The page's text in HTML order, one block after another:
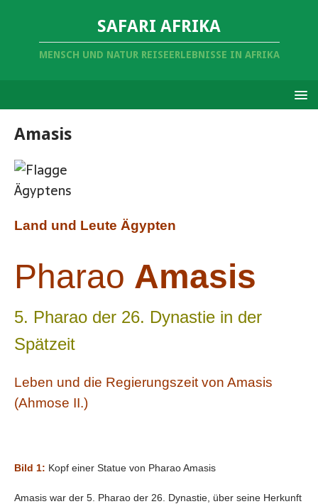
SAFARI AFRIKA
MENSCH UND NATUR REISEERLEBNISSE IN AFRIKA
Amasis
Land und Leute Ägypten
Pharao Amasis
5. Pharao der 26. Dynastie in der
Spätzeit
Leben und die Regierungszeit von Amasis
(Ahmose II.)
Bild 1: Kopf einer Statue von Pharao Amasis
Amasis war der 5. Pharao der 26. Dynastie, über seine Herkunft